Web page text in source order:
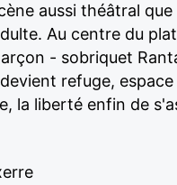
aussi théâtral
Au centre du
- sobriquet
refuge,
la liberté enfin de